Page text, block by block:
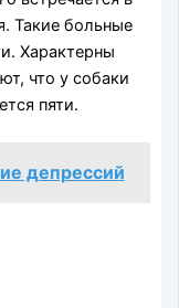
Такие больные
Характерны
что у собаки
пяти.
депрессий